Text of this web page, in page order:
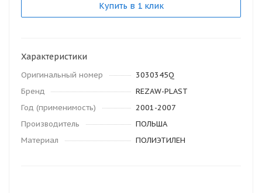
Купить в 1 клик
Характеристики
Оригинальный номер
3030345Q
Бренд
REZAW-PLAST
Год (применимость)
2001-2007
Производитель
ПОЛЬША
Материал
ПОЛИЭТИЛЕН